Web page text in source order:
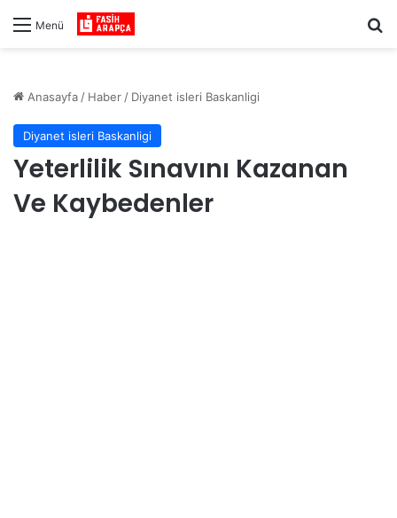
Menü
Anasayfa / Haber / Diyanet isleri Baskanligi
Diyanet isleri Baskanligi
Yeterlilik Sınavını Kazanan
Ve Kaybedenler